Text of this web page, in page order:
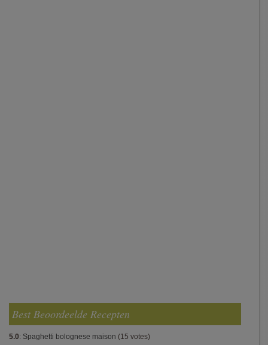
Best Beoordeelde Recepten
5.0: Spaghetti bolognese maison (15 votes)